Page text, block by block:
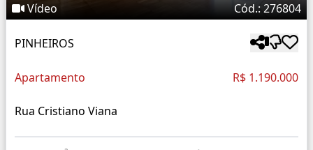
Vídeo Cód.: 276804
PINHEIROS
Apartamento R$ 1.190.000
Rua Cristiano Viana